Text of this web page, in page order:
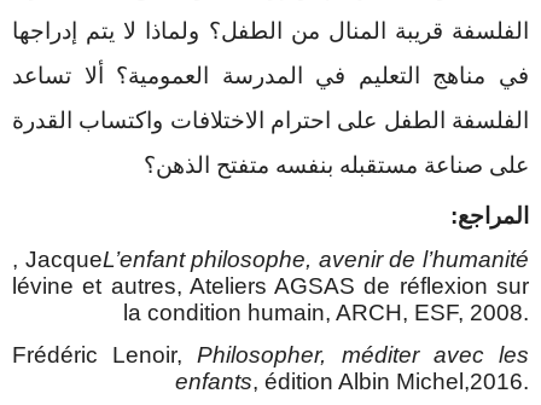
الفلسفة قريبة المنال من الطفل؟ ولماذا لا يتم إدراجها
في مناهج التعليم في المدرسة العمومية؟ ألا تساعد
الفلسفة الطفل على احترام الاختلافات واكتساب القدرة
على صناعة مستقبله بنفسه متفتح الذهن؟
المراجع:
L’enfant philosophe, avenir de l’humanité
, Jacque
lévine et autres, Ateliers AGSAS de réflexion sur
la condition humain, ARCH, ESF, 2008.
Frédéric Lenoir,Philosopher, méditer avec les
enfants, édition Albin Michel,2016.